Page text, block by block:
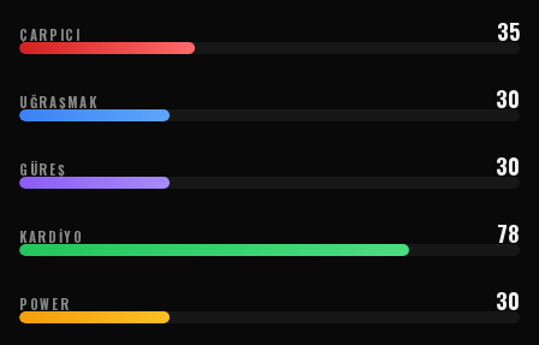
ÇARPICI 35
UĞRAŞMAK 30
GÜREŞ 30
KARDIYO 78
POWER 30